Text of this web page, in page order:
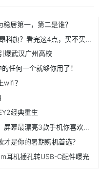
居第一，第二是谁？
？看完这4点，买不买就懂了
爆武汉广州高校
任何一个就够你用了！
wifi？
经典重生
幕最漂亮3款手机你喜欢吗？
是你的暑期购机首选？
耳机插孔转USB-C配件曝光